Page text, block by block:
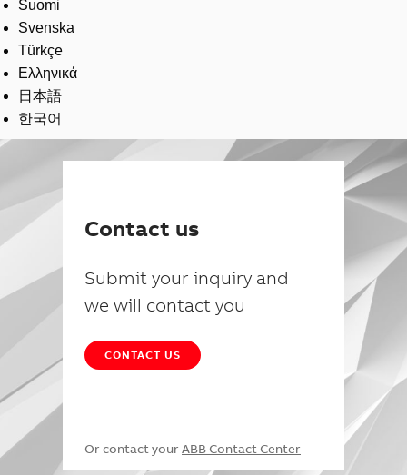
Suomi
Svenska
Türkçe
Ελληνικά
日本語
한국어
Contact us
Submit your inquiry and
we will contact you
CONTACT US
Or contact your ABB Contact Center